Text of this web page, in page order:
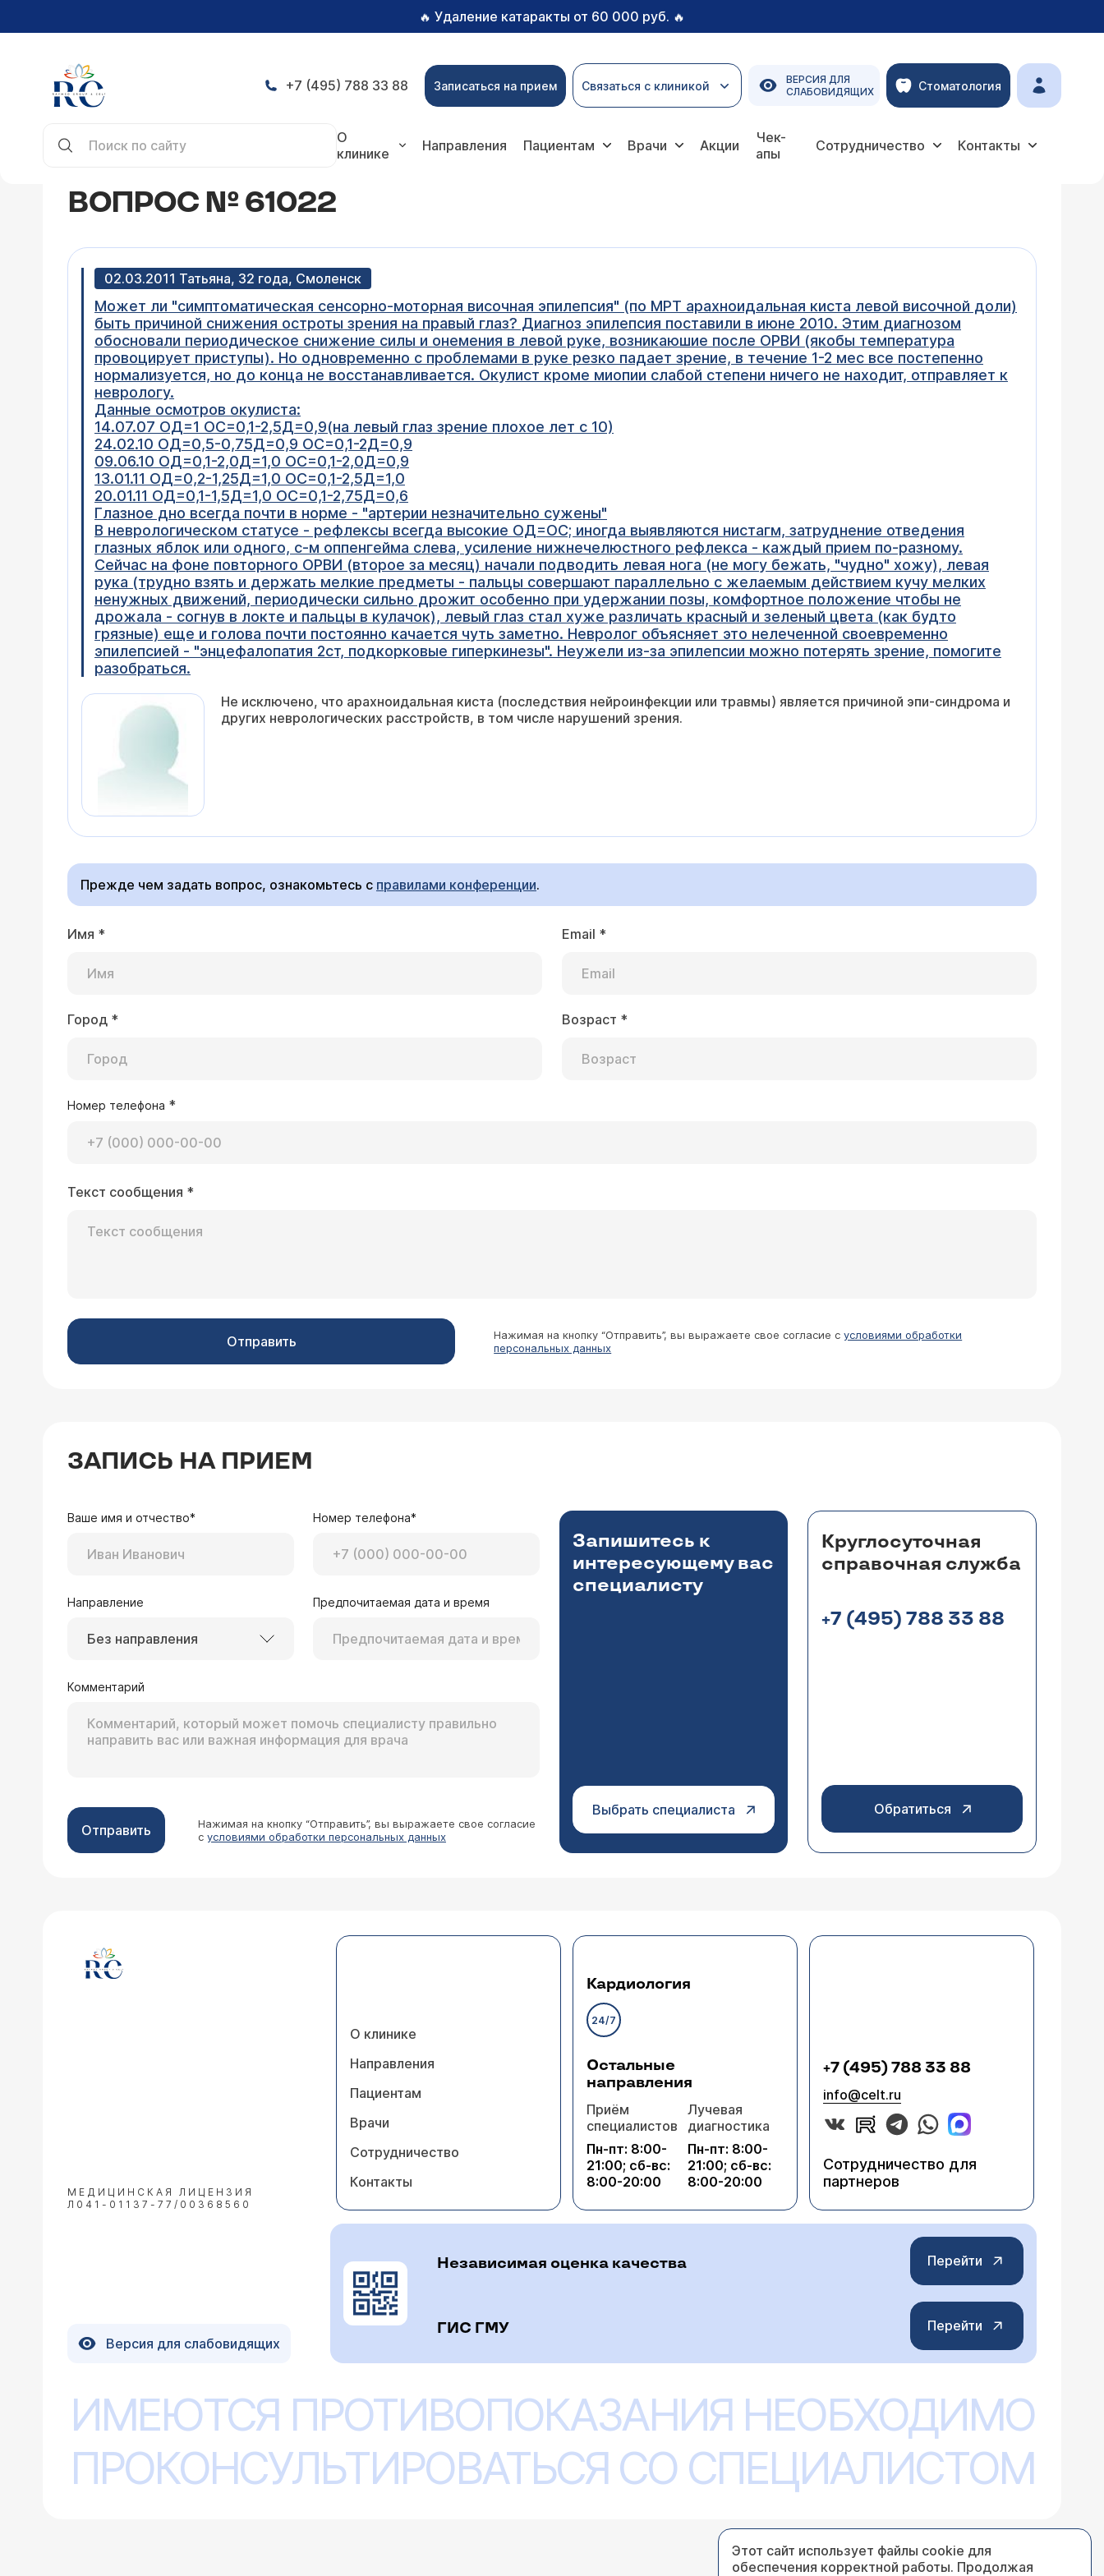
🔥 Удаление катаракты от 60 000 руб. 🔥
+7 (495) 788 33 88 Записаться на прием Связаться с клиникой
ВЕРСИЯ ДЛЯ
СЛАБОВИДЯЩИХ
Стоматология
О
клинике
Направления Пациентам Врачи Акции
Чек-
апы
Сотрудничество Контакты
ВОПРОС № 61022
02.03.2011 Татьяна, 32 года, Смоленск
Может ли "симптоматическая сенсорно-моторная височная эпилепсия" (по МРТ арахноидальная киста левой височной доли)
быть причиной снижения остроты зрения на правый глаз? Диагноз эпилепсия поставили в июне 2010. Этим диагнозом
обосновали периодическое снижение силы и онемения в левой руке, возникаюшие после ОРВИ (якобы температура
провоцирует приступы). Но одновременно с проблемами в руке резко падает зрение, в течение 1-2 мес все постепенно
нормализуется, но до конца не восстанавливается. Окулист кроме миопии слабой степени ничего не находит, отправляет к
неврологу.
Данные осмотров окулиста:
14.07.07 ОД=1 ОС=0,1-2,5Д=0,9(на левый глаз зрение плохое лет с 10)
24.02.10 ОД=0,5-0,75Д=0,9 ОС=0,1-2Д=0,9
09.06.10 ОД=0,1-2,0Д=1,0 ОС=0,1-2,0Д=0,9
13.01.11 ОД=0,2-1,25Д=1,0 ОС=0,1-2,5Д=1,0
20.01.11 ОД=0,1-1,5Д=1,0 ОС=0,1-2,75Д=0,6
Глазное дно всегда почти в норме - "артерии незначительно сужены"
В неврологическом статусе - рефлексы всегда высокие ОД=ОС; иногда выявляются нистагм, затруднение отведения
глазных яблок или одного, с-м оппенгейма слева, усиление нижнечелюстного рефлекса - каждый прием по-разному.
Сейчас на фоне повторного ОРВИ (второе за месяц) начали подводить левая нога (не могу бежать, "чудно" хожу), левая
рука (трудно взять и держать мелкие предметы - пальцы совершают параллельно с желаемым действием кучу мелких
ненужных движений, периодически сильно дрожит особенно при удержании позы, комфортное положение чтобы не
дрожала - согнув в локте и пальцы в кулачок), левый глаз стал хуже различать красный и зеленый цвета (как будто
грязные) еще и голова почти постоянно качается чуть заметно. Невролог объясняет это нелеченной своевременно
эпилепсией - "энцефалопатия 2ст, подкорковые гиперкинезы". Неужели из-за эпилепсии можно потерять зрение, помогите
разобраться.
Не исключено, что арахноидальная киста (последствия нейроинфекции или травмы) является причиной эпи-синдрома и
других неврологических расстройств, в том числе нарушений зрения.
Прежде чем задать вопрос, ознакомьтесь с правилами конференции.
Имя * Email *
Город * Возраст *
Номер телефона *
Текст сообщения *
Отправить Нажимая на кнопку “Отправить”, вы выражаете свое согласие сусловиями обработки
персональных данных
ЗАПИСЬ НА ПРИЕМ
Ваше имя и отчество* Номер телефона*
Направление
Без направления
Предпочитаемая дата и время
Комментарий
Отправить
Нажимая на кнопку “Отправить”, вы выражаете свое согласие
с условиями обработки персональных данных
Запишитесь к
интересующему вас
специалисту
Выбрать специалиста
Круглосуточная
справочная служба
+7 (495) 788 33 88
Обратиться
МЕДИЦИНСКАЯ ЛИЦЕНЗИЯ
Л041-01137-77/00368560
О клинике
Направления
Пациентам
Врачи
Сотрудничество
Контакты
Кардиология
24/7
Остальные
направления
Приём
специалистов
Пн-пт: 8:00-
21:00; сб-вс:
8:00-20:00
Лучевая
диагностика
Пн-пт: 8:00-
21:00; сб-вс:
8:00-20:00
+7 (495) 788 33 88
info@celt.ru
Сотрудничество для
партнеров
Версия для слабовидящих
Независимая оценка качества Перейти
ГИС ГМУ Перейти
ИМЕЮТСЯ ПРОТИВОПОКАЗАНИЯ НЕОБХОДИМО
ПРОКОНСУЛЬТИРОВАТЬСЯ СО СПЕЦИАЛИСТОМ
Этот сайт использует файлы cookie для
обеспечения корректной работы. Продолжая